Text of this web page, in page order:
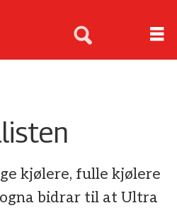
kjølere, fulle kjølere
bidrar til at Ultra